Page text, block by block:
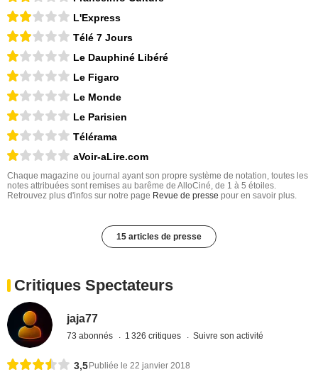
L'Express
Télé 7 Jours
Le Dauphiné Libéré
Le Figaro
Le Monde
Le Parisien
Télérama
aVoir-aLire.com
Chaque magazine ou journal ayant son propre système de notation, toutes les
notes attribuées sont remises au barême de AlloCiné, de 1 à 5 étoiles.
Retrouvez plus d'infos sur notre page Revue de presse pour en savoir plus.
15 articles de presse
Critiques Spectateurs
jaja77
73 abonnés 1 326 critiques Suivre son activité
3,5Publiée le 22 janvier 2018